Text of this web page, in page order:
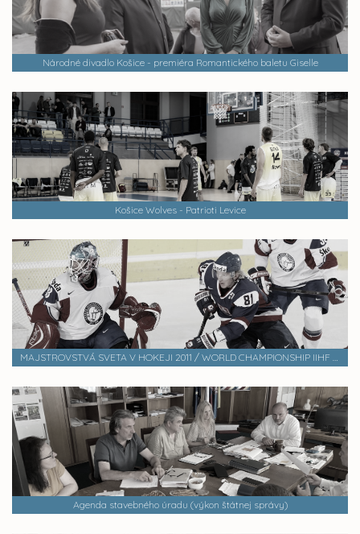
Národné divadlo Košice - premiéra Romantického baletu Giselle
Košice Wolves - Patrioti Levice
MAJSTROVSTVÁ SVETA V HOKEJI 2011 / WORLD CHAMPIONSHIP IIHF 2011
Agenda stavebného úradu (výkon štátnej správy)